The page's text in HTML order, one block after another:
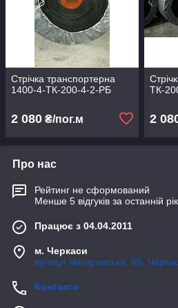
Стрічка транспортерна
1400-4-ТК-200-4-2-РБ
2 080 ₴/пог.м
ТК-
2
Про нас
Рейтинг не сформований
Менше 5 відгуків за останній рік
Працює з 04.04.2011
м. Черкаси
вулиця Чигиринська, 66,
Контакти